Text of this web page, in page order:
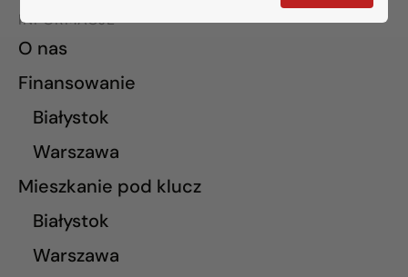
INFORMACJE
O nas
Finansowanie
Białystok
Warszawa
Mieszkanie pod klucz
Białystok
Warszawa